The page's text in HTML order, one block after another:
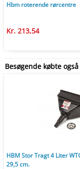
Hbm roterende rørcentre
Kr. 213,54
Besøgende købte også
HBM Stor Tragt 4 Liter
29,5 cm.